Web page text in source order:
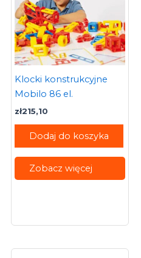
Klocki konstrukcyjne
Mobilo 86 el.
zł215,10
Dodaj do koszyka
Zobacz więcej